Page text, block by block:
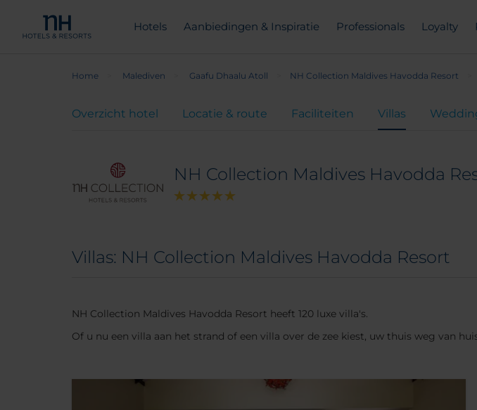
Hotels Aanbiedingen & Inspiratie Professionals Loyalty
Home Malediven Gaafu Dhaalu Atoll NH Collection Maldives Havodda Resort
Overzicht hotel Locatie & route Faciliteiten Villas
NH Collection Maldives Havodda
Villas: NH Collection Maldives Havodda Resort
NH Collection Maldives Havodda Resort heeft 120 luxe villa's.
Of u nu een villa aan het strand of een villa over de zee kiest, uw thuis weg van